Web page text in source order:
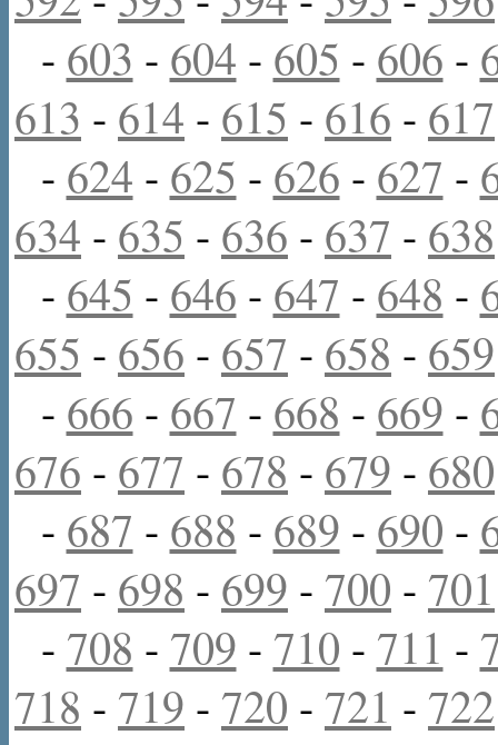
- 603 - 604 - 605 - 606 -
613 - 614 - 615 - 616 - 617
- 624 - 625 - 626 - 627 -
634 - 635 - 636 - 637 - 638
- 645 - 646 - 647 - 648 -
655 - 656 - 657 - 658 - 659
- 666 - 667 - 668 - 669 -
676 - 677 - 678 - 679 - 680
- 687 - 688 - 689 - 690 -
697 - 698 - 699 - 700 - 701
- 708 - 709 - 710 - 711 -
718 - 719 - 720 - 721 - 722